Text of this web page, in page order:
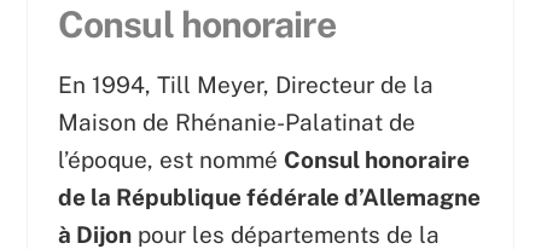
Consul honoraire
En 1994, Till Meyer, Directeur de la
Maison de Rhénanie-Palatinat de
l’époque, est nommé Consul honoraire
de la République fédérale d’Allemagne
à Dijon pour les départements de la